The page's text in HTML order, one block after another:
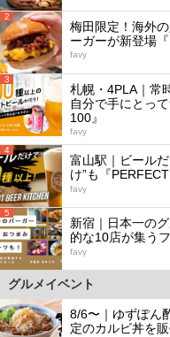
2
梅田限定！海外
ーガーが新登場『
favy
3
札幌・4PLA｜常
自分で手にとっ
100』
favy
4
富山駅｜ビール
け”も『
favy
5
新宿｜日本一の
的な10店が集う
favy
グルメイベント
8/6〜｜ゆずぽん
定のカルビ丼を